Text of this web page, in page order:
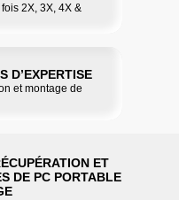
2X, 3X, 4X &
D’EXPERTISE
et montage de
ET
DE PC PORTABLE